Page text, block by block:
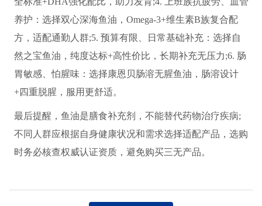
养护：选择双心深海鱼油，Omega-3+维生素B族复合配
方，适配通勤人群;5. 预算有限、日常基础补充：选择自
然之宝鱼油，纯度达标+高性价比，长期补充无压力;6. 肠
胃敏感、怕腥味：选择康恩贝肠溶无腥鱼油，肠溶设计
+四重脱腥，服用更舒适。
最后提醒，鱼油是膳食补充剂，不能替代药物治疗疾病;
不同人群应根据自身健康状况和需求选择适配产品，选购
时务必核查权威认证资质，避免购买三无产品。